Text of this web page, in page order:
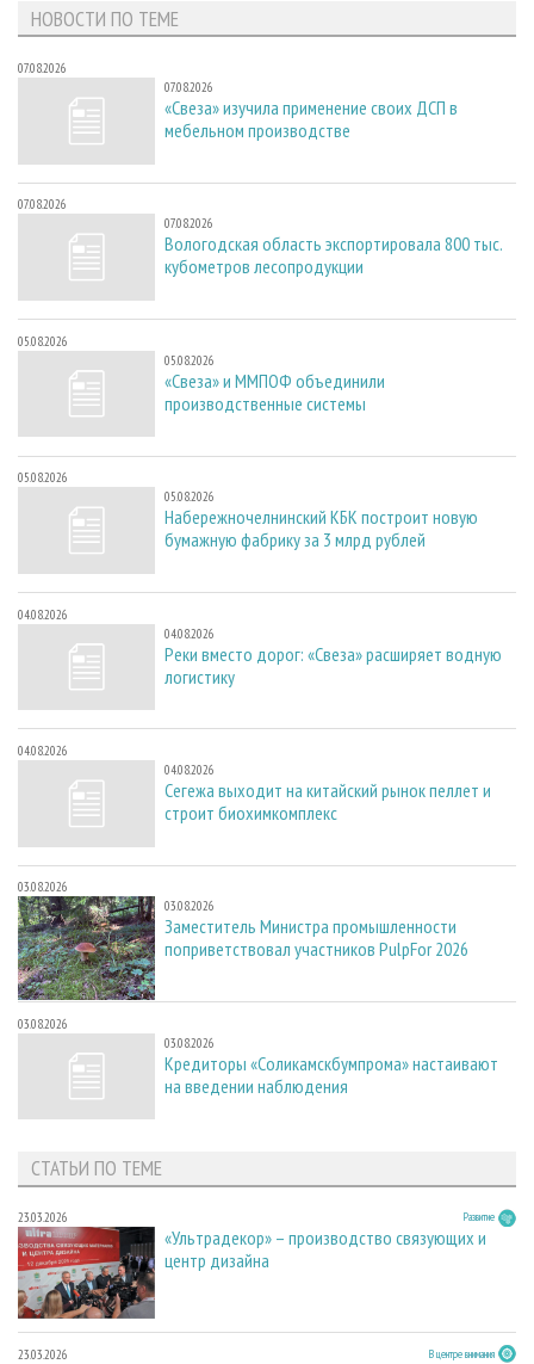
НОВОСТИ ПО ТЕМЕ
07.08.2026
07.08.2026
«Свеза» изучила применение своих ДСП в
мебельном производстве
07.08.2026
07.08.2026
Вологодская область экспортировала 800 тыс.
кубометров лесопродукции
05.08.2026
05.08.2026
«Свеза» и ММПОФ объединили
производственные системы
05.08.2026
05.08.2026
Набережночелнинский КБК построит новую
бумажную фабрику за 3 млрд рублей
04.08.2026
04.08.2026
Реки вместо дорог: «Свеза» расширяет водную
логистику
04.08.2026
04.08.2026
Сегежа выходит на китайский рынок пеллет и
строит биохимкомплекс
03.08.2026
03.08.2026
Заместитель Министра промышленности
поприветствовал участников PulpFor 2026
03.08.2026
03.08.2026
Кредиторы «Соликамскбумпрома» настаивают
на введении наблюдения
СТАТЬИ ПО ТЕМЕ
23.03.2026 Развитие
«Ультрадекор» – производство связующих и
центр дизайна
23.03.2026 В центре внимания